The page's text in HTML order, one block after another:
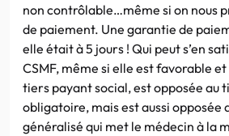
non contrôlable…même si on nous
de paiement. Une garantie de
elle était à 5 jours ! Qui peut s’en
CSMF, même si elle est favorable
tiers payant social, est opposée au
obligatoire, mais est aussi opposée
généralisé qui met le médecin à la